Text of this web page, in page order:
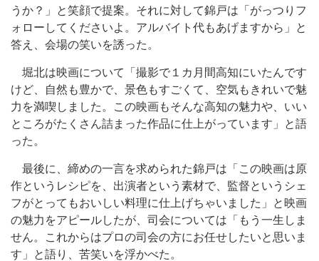
うか？」と笑顔で提案。それに対して錦戸は「がっつりフ
ォローしてくださいよ。アルバイト代もあげますから」と
答え、会場の笑いを誘った。
堀北は映画について「撮影で１カ月間高知にいたんです
けど、自然も豊かで、景色もすごくて、空気もきれいで魅
力を満喫しました。この映画もそんな高知の魅力や、いい
ところがたくさん詰まった作品に仕上がっています」と語
った。
最後に、締めの一言を求められた錦戸は「この映画は原
作というレシピを、出演者という素材で、監督というシェ
フがとってもおいしい料理に仕上げちゃいました」と映画
の魅力をアピールしたが、司会については「もう一生しま
せん。これからはプロの司会の方にお任せしたいと思いま
す」と語り、苦笑いを浮かべた。